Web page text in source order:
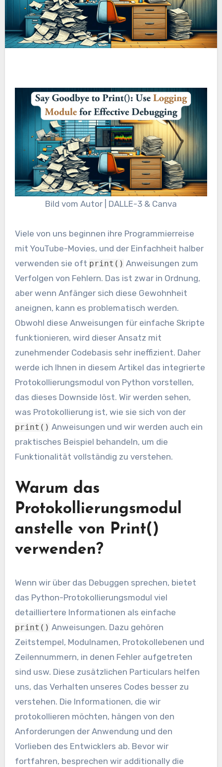
Bild vom Autor | DALLE-3 & Canva
Viele von uns beginnen ihre Programmierreise
mit YouTube-Movies, und der Einfachheit halber
verwenden sie oft print() Anweisungen zum
Verfolgen von Fehlern. Das ist zwar in Ordnung,
aber wenn Anfänger sich diese Gewohnheit
aneignen, kann es problematisch werden.
Obwohl diese Anweisungen für einfache Skripte
funktionieren, wird dieser Ansatz mit
zunehmender Codebasis sehr ineffizient. Daher
werde ich Ihnen in diesem Artikel das integrierte
Protokollierungsmodul von Python vorstellen,
das dieses Downside löst. Wir werden sehen,
was Protokollierung ist, wie sie sich von der
print() Anweisungen und wir werden auch ein
praktisches Beispiel behandeln, um die
Funktionalität vollständig zu verstehen.
Warum das
Protokollierungsmodul
anstelle von Print()
verwenden?
Wenn wir über das Debuggen sprechen, bietet
das Python-Protokollierungsmodul viel
detailliertere Informationen als einfache
print() Anweisungen. Dazu gehören
Zeitstempel, Modulnamen, Protokollebenen und
Zeilennummern, in denen Fehler aufgetreten
sind usw. Diese zusätzlichen Particulars helfen
uns, das Verhalten unseres Codes besser zu
verstehen. Die Informationen, die wir
protokollieren möchten, hängen von den
Anforderungen der Anwendung und den
Vorlieben des Entwicklers ab. Bevor wir
fortfahren, besprechen wir additionally die